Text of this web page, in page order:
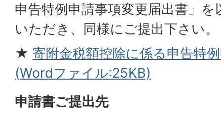
申告特例申請事項変更届出書」
いただき、同様にご提出下さい。
★ 寄附金税額控除に係る申告特
(Wordファイル:25KB)
申請書ご提出先